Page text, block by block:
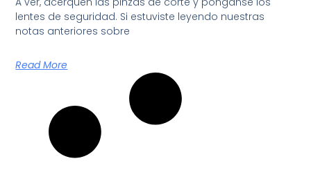
lentes de seguridad. Si estuviste leyendo nuestras
notas anteriores sobre
Read More